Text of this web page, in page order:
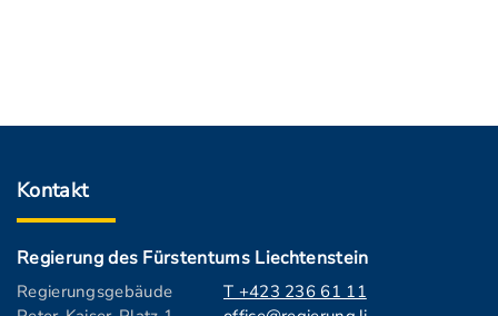
Kontakt
Regierung des Fürstentums Liechtenstein
Regierungsgebäude
T +423 236 61 11